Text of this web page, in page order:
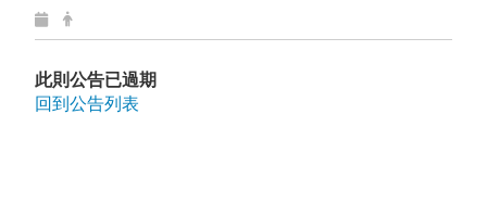
此則公告已過期
回到公告列表